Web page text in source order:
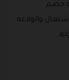
خصم
والولاعه
.